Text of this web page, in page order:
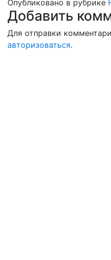
Опубликовано в рубрике
Добавить
Для отправки
авторизоваться.